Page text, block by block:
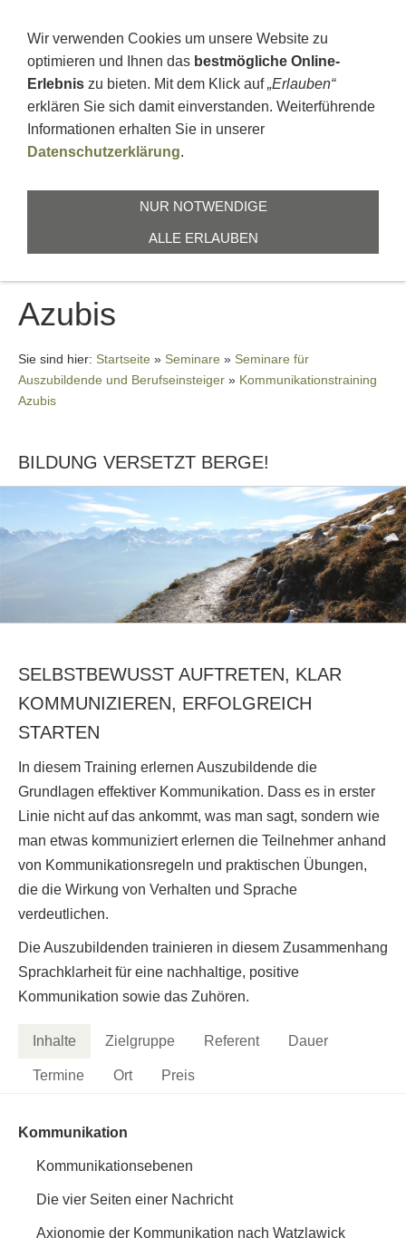
Kommunikationstraining
Azubis
Sie sind hier: Startseite » Seminare » Seminare für
Auszubildende und Berufseinsteiger » Kommunikationstraining
Azubis
BILDUNG VERSETZT BERGE!
SELBSTBEWUSST AUFTRETEN, KLAR
KOMMUNIZIEREN, ERFOLGREICH
STARTEN
In diesem Training erlernen Auszubildende die
Grundlagen effektiver Kommunikation. Dass es in erster
Linie nicht auf das ankommt, was man sagt, sondern wie
man etwas kommuniziert erlernen die Teilnehmer anhand
von Kommunikationsregeln und praktischen Übungen,
die die Wirkung von Verhalten und Sprache
verdeutlichen.
Die Auszubildenden trainieren in diesem Zusammenhang
Sprachklarheit für eine nachhaltige, positive
Kommunikation sowie das Zuhören.
Inhalte Zielgruppe Referent Dauer
Termine Ort Preis
Kommunikation
Kommunikationsebenen
Die vier Seiten einer Nachricht
Axionomie der Kommunikation nach Watzlawick
Wir verwenden Cookies um unsere Website zu
optimieren und Ihnen das bestmögliche Online-
Erlebnis zu bieten. Mit dem Klick auf„Erlauben“
erklären Sie sich damit einverstanden. Weiterführende
Informationen erhalten Sie in unserer
Datenschutzerklärung.
NUR NOTWENDIGE
ALLE ERLAUBEN